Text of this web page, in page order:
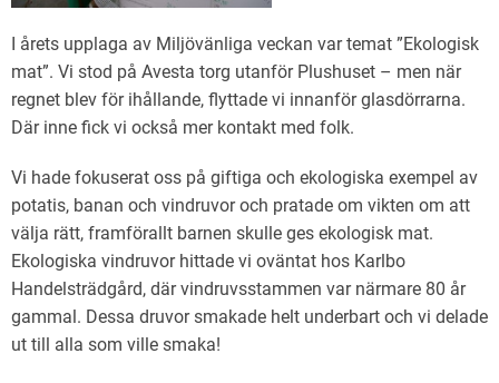
I årets upplaga av Miljövänliga veckan var temat ”Ekologisk
mat”. Vi stod på Avesta torg utanför Plushuset – men när
regnet blev för ihållande, flyttade vi innanför glasdörrarna.
Där inne fick vi också mer kontakt med folk.
Vi hade fokuserat oss på giftiga och ekologiska exempel av
potatis, banan och vindruvor och pratade om vikten om att
välja rätt, framförallt barnen skulle ges ekologisk mat.
Ekologiska vindruvor hittade vi oväntat hos Karlbo
Handelsträdgård, där vindruvsstammen var närmare 80 år
gammal. Dessa druvor smakade helt underbart och vi delade
ut till alla som ville smaka!